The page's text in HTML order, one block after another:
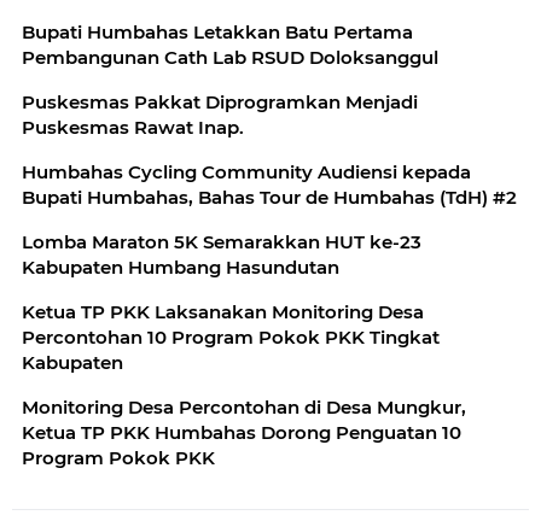
Bupati Humbahas Letakkan Batu Pertama
Pembangunan Cath Lab RSUD Doloksanggul
Puskesmas Pakkat Diprogramkan Menjadi
Puskesmas Rawat Inap.
Humbahas Cycling Community Audiensi kepada
Bupati Humbahas, Bahas Tour de Humbahas (TdH) #2
Lomba Maraton 5K Semarakkan HUT ke-23
Kabupaten Humbang Hasundutan
Ketua TP PKK Laksanakan Monitoring Desa
Percontohan 10 Program Pokok PKK Tingkat
Kabupaten
Monitoring Desa Percontohan di Desa Mungkur,
Ketua TP PKK Humbahas Dorong Penguatan 10
Program Pokok PKK